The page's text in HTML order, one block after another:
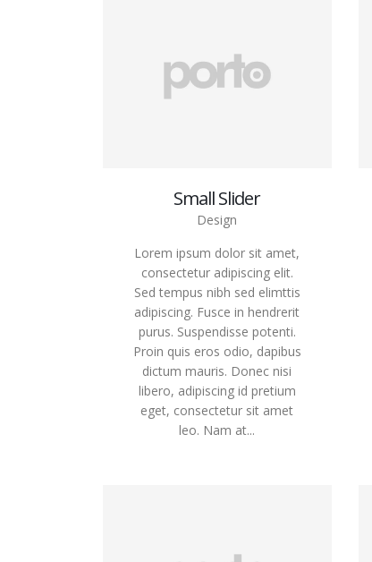
Small Slider
Design
Lorem ipsum dolor sit amet,
consectetur adipiscing elit.
Sed tempus nibh sed elimttis
adipiscing. Fusce in hendrerit
purus. Suspendisse potenti.
Proin quis eros odio, dapibus
dictum mauris. Donec nisi
libero, adipiscing id pretium
eget, consectetur sit amet
leo. Nam at...